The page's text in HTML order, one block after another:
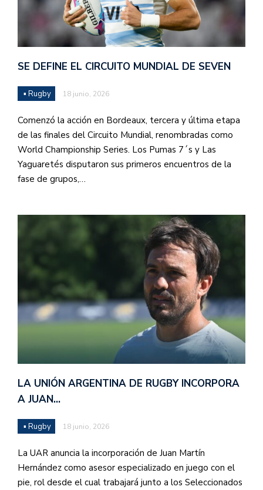
SE DEFINE EL CIRCUITO MUNDIAL DE SEVEN
▪ Rugby 18 junio, 2026
Comenzó la acción en Bordeaux, tercera y última etapa
de las finales del Circuito Mundial, renombradas como
World Championship Series. Los Pumas 7´s y Las
Yaguaretés disputaron sus primeros encuentros de la
fase de grupos,…
LA UNIÓN ARGENTINA DE RUGBY INCORPORA
A JUAN…
▪ Rugby 18 junio, 2026
La UAR anuncia la incorporación de Juan Martín
Hernández como asesor especializado en juego con el
pie, rol desde el cual trabajará junto a los Seleccionados